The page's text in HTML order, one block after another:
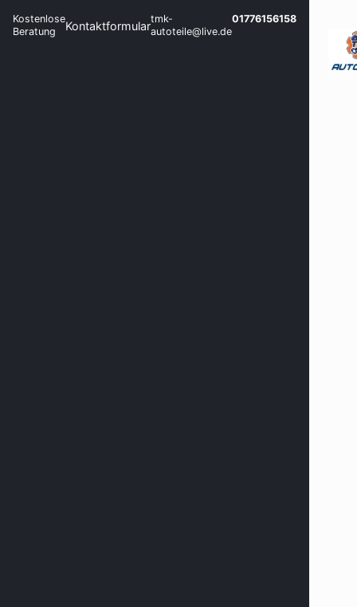
Kostenlose
Beratung
Kontaktformulartmk-
autoteile@live.de
01776156158